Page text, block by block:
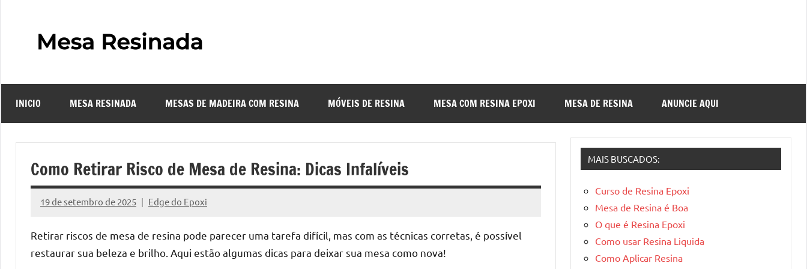
Resinada
–
Como
Fazer
uma
Mesa
resinadas,
a
elegância
se
encontra
INICIO MESA RESINADA MESAS DE MADEIRA COM RESINA MÓVEIS DE RESINA MESA COM RESINA EPOXI MESA DE RESINA ANUNCIE AQUI
Como Retirar Risco de Mesa de Resina: Dicas Infalíveis
19 de setembro de 2025 Edge do Epoxi
Nenhum
Retirar riscos de mesa de resina pode parecer uma tarefa difícil, mas com as técnicas corretas, é possível
restaurar sua beleza e brilho. Aqui estão algumas dicas para deixar sua mesa como nova!
MAIS BUSCADOS:
Curso de Resina Epoxi
Mesa de Resina é Boa
O que é Resina Epoxi
Como usar Resina Liquida
Como Aplicar Resina